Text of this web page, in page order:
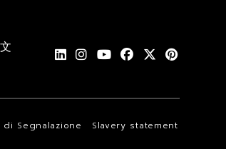
Segnalazione Slavery statement